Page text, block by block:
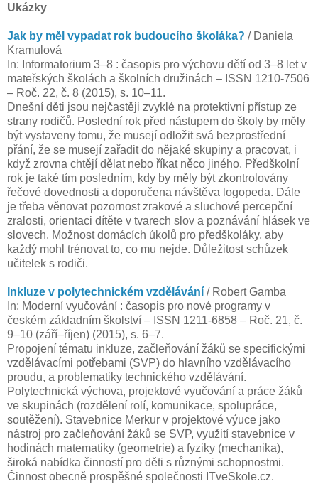
Ukázky
Jak by měl vypadat rok budoucího školáka? / Daniela
Kramulová
In: Informatorium 3–8 : časopis pro výchovu dětí od 3–8 let v
mateřských školách a školních družinách – ISSN 1210-7506
– Roč. 22, č. 8 (2015), s. 10–11.
Dnešní děti jsou nejčastěji zvyklé na protektivní přístup ze
strany rodičů. Poslední rok před nástupem do školy by měly
být vystaveny tomu, že musejí odložit svá bezprostřední
přání, že se musejí zařadit do nějaké skupiny a pracovat, i
když zrovna chtějí dělat nebo říkat něco jiného. Předškolní
rok je také tím posledním, kdy by měly být zkontrolovány
řečové dovednosti a doporučena návštěva logopeda. Dále
je třeba věnovat pozornost zrakové a sluchové percepční
zralosti, orientaci dítěte v tvarech slov a poznávání hlásek ve
slovech. Možnost domácích úkolů pro předškoláky, aby
každý mohl trénovat to, co mu nejde. Důležitost schůzek
učitelek s rodiči.
Inkluze v polytechnickém vzdělávání / Robert Gamba
In: Moderní vyučování : časopis pro nové programy v
českém základním školství – ISSN 1211-6858 – Roč. 21, č.
9–10 (září–říjen) (2015), s. 6–7.
Propojení tématu inkluze, začleňování žáků se specifickými
vzdělávacími potřebami (SVP) do hlavního vzdělávacího
proudu, a problematiky technického vzdělávání.
Polytechnická výchova, projektové vyučování a práce žáků
ve skupinách (rozdělení rolí, komunikace, spolupráce,
soutěžení). Stavebnice Merkur v projektové výuce jako
nástroj pro začleňování žáků se SVP, využití stavebnice v
hodinách matematiky (geometrie) a fyziky (mechanika),
široká nabídka činností pro děti s různými schopnostmi.
Činnost obecně prospěšné společnosti ITveSkole.cz.